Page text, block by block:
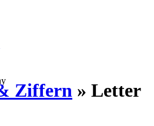
Ziffern » Letter